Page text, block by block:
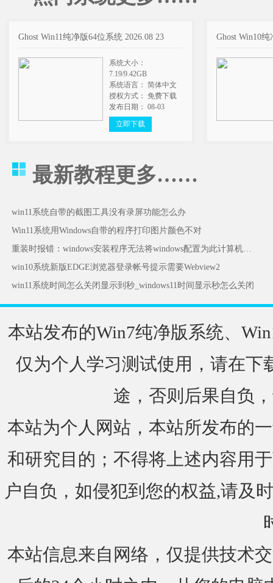
Ghost Win11纯净版64位系统 2026.08 23
系统大小：
7.19/9.42GB
系统语言： 简体中文
授权方式： 免费下载
发布日期： 08-03
立即下载
Ghost Win10
最新教程更多……
win11系统自带的截图工具没有录屏功能怎么办
Win11系统用Windows自带的程序打印图片颜色不对
重装时报错：windows安装程序无法将windows配置为此计算机的硬件运行怎么办
win10系统新版EDGE浏览器登录帐号提示需要Webview2
win11系统时间怎么关闭显示到秒_windows11时间显示秒怎么关闭
本站发布的Win7纯净版系统、
仅为个人学习测试使用，请在下
途，否则后果自负
本站为个人网站，本站所发布的
和研究目的；不得将上述内容用
户自负，如侵犯到您的权益,请及
本站信息来自网络，仅提供技术